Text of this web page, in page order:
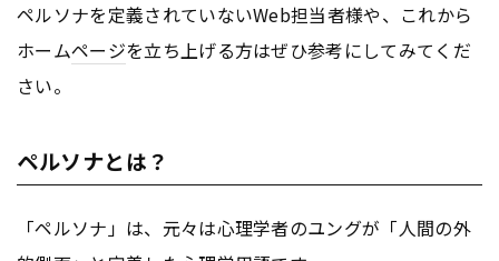
ペルソナを定義されていないWeb担当者様や、これから
ホームページを立ち上げる方はぜひ参考にしてみてくだ
さい。
ペルソナとは？
「ペルソナ」は、元々は心理学者のユングが「人間の外